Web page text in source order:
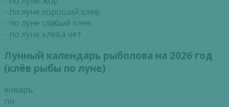
- по луне хороший клёв
- по луне слабый клёв
- по луне клёва нет
Лунный календарь рыболова на 2026 год
(клёв рыбы по луне)
январь
пн